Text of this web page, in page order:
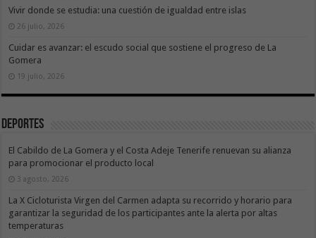
Vivir donde se estudia: una cuestión de igualdad entre islas
26 julio, 2026
Cuidar es avanzar: el escudo social que sostiene el progreso de La
Gomera
19 julio, 2026
Deportes
El Cabildo de La Gomera y el Costa Adeje Tenerife renuevan su alianza
para promocionar el producto local
3 agosto, 2026
La X Cicloturista Virgen del Carmen adapta su recorrido y horario para
garantizar la seguridad de los participantes ante la alerta por altas
temperaturas